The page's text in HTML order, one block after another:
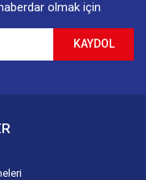
olmak için
KAYDOL